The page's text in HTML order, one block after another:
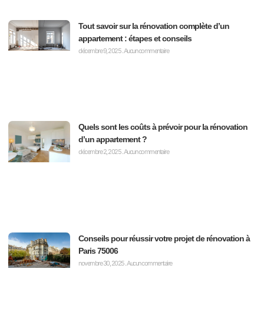
Tout savoir sur la rénovation complète d’un
appartement : étapes et conseils
décembre 9, 2025 Aucun commentaire
Quels sont les coûts à prévoir pour la rénovation
d’un appartement ?
décembre 2, 2025Aucun commentaire
Conseils pour réussir votre projet de rénovation à
Paris 75006
novembre 30, 2025Aucun commentaire